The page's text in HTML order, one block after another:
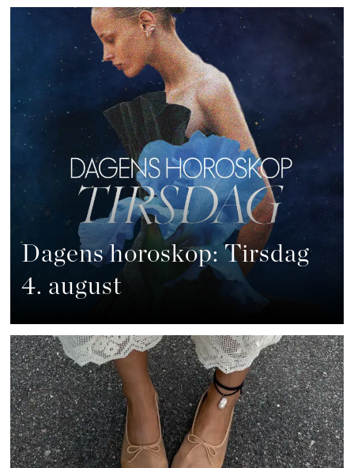
Dagens horoskop: Tirsdag
4. august